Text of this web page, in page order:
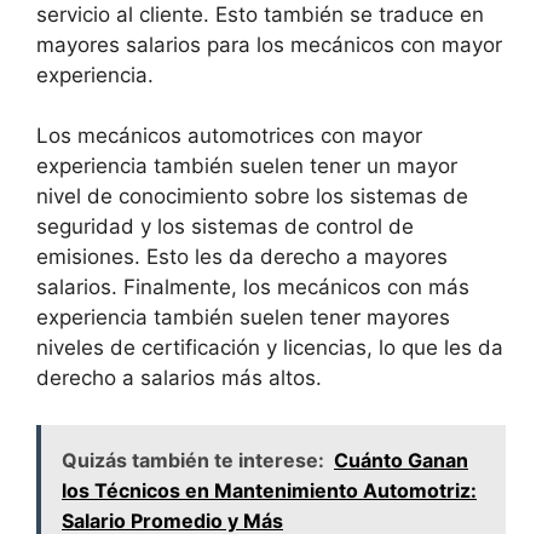
servicio al cliente. Esto también se traduce en
mayores salarios para los mecánicos con mayor
experiencia.
Los mecánicos automotrices con mayor
experiencia también suelen tener un mayor
nivel de conocimiento sobre los sistemas de
seguridad y los sistemas de control de
emisiones. Esto les da derecho a mayores
salarios. Finalmente, los mecánicos con más
experiencia también suelen tener mayores
niveles de certificación y licencias, lo que les da
derecho a salarios más altos.
Quizás también te interese: Cuánto Ganan
los Técnicos en Mantenimiento Automotriz:
Salario Promedio y Más